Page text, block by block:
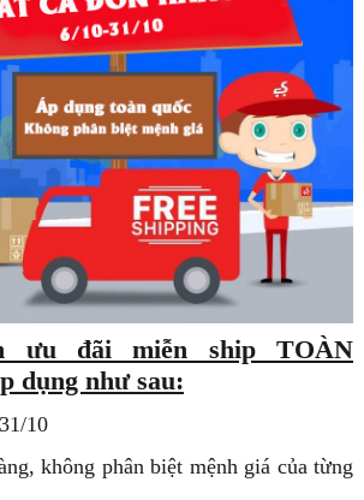
ưu đãi miễn ship TOÀN
dụng như sau:
10
không phân biệt mệnh giá của từng